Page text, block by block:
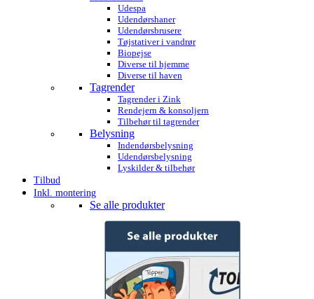
Udespa
Udendørshaner
Udendørsbrusere
Tøjstativer i vandrør
Biopejse
Diverse til hjemme
Diverse til haven
Tagrender
Tagrender i Zink
Rendejern & konsoljern
Tilbehør til tagrender
Belysning
Indendørsbelysning
Udendørsbelysning
Lyskilder & tilbehør
Tilbud
Inkl. montering
Se alle produkter